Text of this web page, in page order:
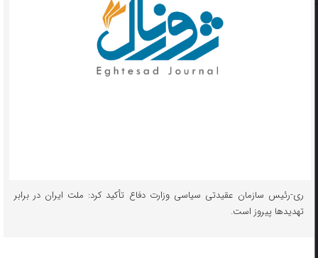
ری-رئیس سازمان عقیدتی سیاسی وزارت دفاع تأکید کرد: ملت ایران در برابر
تهدیدها پیروز است.